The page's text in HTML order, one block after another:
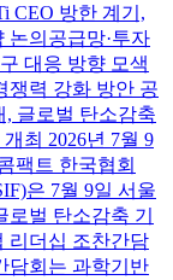
CEO 방한 계기,
논의공급망·투자
대응 방향 모색
쟁력 강화 방안 공
, 글로벌 탄소감축
최 2026년 7월 9
팩트 한국협회
은 7월 9일 서울
벌 탄소감축 기
리더십 조찬간담
담회는 과학기반